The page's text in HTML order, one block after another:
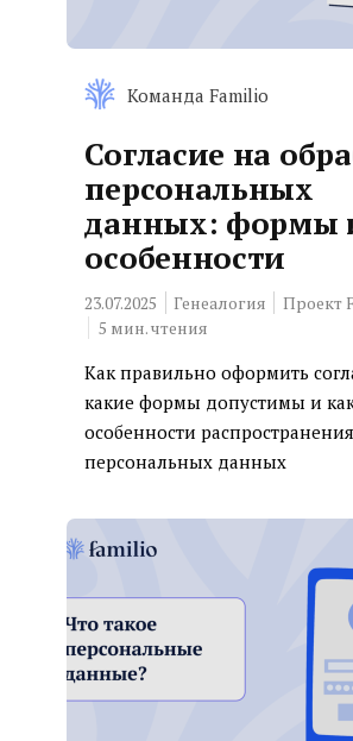
Команда Familio
Согласие на
персональных
данных: формы
особенности
23.07.2025 Генеалогия
Проект
5 мин. чтения
Как правильно оформить
какие формы допустимы и
особенности распространения
персональных данных